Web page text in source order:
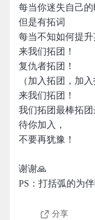
每当你迷失自己的
但是有拓词
每当不知如何提升
来我们拓团！
复仇者拓团！
（加入拓团，加入
来我们拓团！
我们拓团最棒拓团
待你加入，
不要再犹豫！
谢谢🙏
PS：打括弧的为
分享